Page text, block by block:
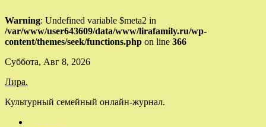
Warning: Undefined variable $meta2 in
/var/www/user643609/data/www/lirafamily.ru/wp-
content/themes/seek/functions.php on line 366
Skip
content
Суббота, Авг 8, 2026
Лира.
Культурный семейный онлайн-журнал.